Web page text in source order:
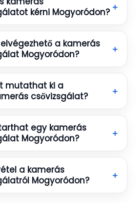
kérni Mogyoródon? ＋
a kamerás
Mogyoródon?
＋
mutathat ki a
csővizsgálat?
＋
egy kamerás
Mogyoródon?
＋
a kamerás
Mogyoródon?
＋